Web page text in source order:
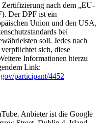
nach dem „EU-
Der DPF ist ein
Union und den USA,
bei
soll. Jedes nach
sich, diese
Informationen hierzu
Link:
participant/4452
Anbieter ist die Google